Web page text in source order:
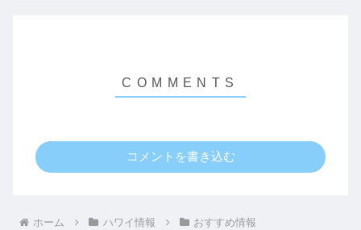
コメントを書き込む
ホーム ハワイ情報 おすすめ情報